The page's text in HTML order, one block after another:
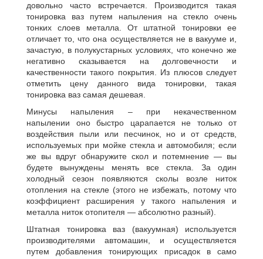
довольно часто встречается. Производится такая
тонировка ваз путем напыления на стекло очень
тонких слоев металла. От штатной тонировки ее
отличает то, что она осуществляется не в вакууме и,
зачастую, в полукустарных условиях, что конечно же
негативно сказывается на долговечности и
качественности такого покрытия. Из плюсов следует
отметить цену данного вида тонировки, такая
тонировка ваз самая дешевая.
Минусы напыления – при некачественном
напылении оно быстро царапается не только от
воздействия пыли или песчинок, но и от средств,
используемых при мойке стекла и автомобиля; если
же вы вдруг обнаружите скол и потемнение — вы
будете вынуждены менять все стекла. За один
холодный сезон появляются сколы возле ниток
отопления на стекле (этого не избежать, потому что
коэффициент расширения у такого напыления и
металла ниток отопителя — абсолютно разный).
Штатная тонировка ваз (вакуумная) используется
производителями автомашин, и осуществляется
путем добавления тонирующих присадок в само